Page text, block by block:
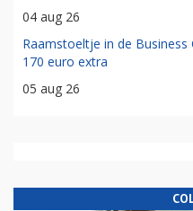
04 aug 26
Raamstoeltje in de
170 euro extra
05 aug 26